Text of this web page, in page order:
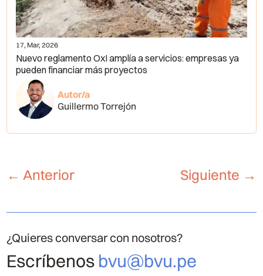
17, Mar, 2026
Nuevo reglamento OxI amplía a servicios: empresas ya
pueden financiar más proyectos
Autor/a
Guillermo Torrejón
←Anterior Siguiente →
¿Quieres conversar con nosotros?
Escríbenos bvu@bvu.pe